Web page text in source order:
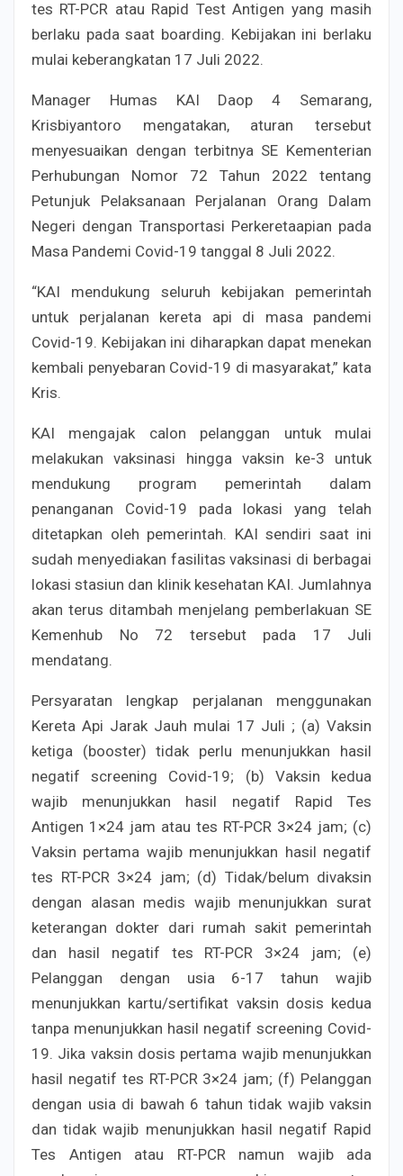
tes RT-PCR atau Rapid Test Antigen yang masih
berlaku pada saat boarding. Kebijakan ini berlaku
mulai keberangkatan 17 Juli 2022.
Manager Humas KAI Daop 4 Semarang,
Krisbiyantoro mengatakan, aturan tersebut
menyesuaikan dengan terbitnya SE Kementerian
Perhubungan Nomor 72 Tahun 2022 tentang
Petunjuk Pelaksanaan Perjalanan Orang Dalam
Negeri dengan Transportasi Perkeretaapian pada
Masa Pandemi Covid-19 tanggal 8 Juli 2022.
“KAI mendukung seluruh kebijakan pemerintah
untuk perjalanan kereta api di masa pandemi
Covid-19. Kebijakan ini diharapkan dapat menekan
kembali penyebaran Covid-19 di masyarakat,” kata
Kris.
KAI mengajak calon pelanggan untuk mulai
melakukan vaksinasi hingga vaksin ke-3 untuk
mendukung program pemerintah dalam
penanganan Covid-19 pada lokasi yang telah
ditetapkan oleh pemerintah. KAI sendiri saat ini
sudah menyediakan fasilitas vaksinasi di berbagai
lokasi stasiun dan klinik kesehatan KAI. Jumlahnya
akan terus ditambah menjelang pemberlakuan SE
Kemenhub No 72 tersebut pada 17 Juli
mendatang.
Persyaratan lengkap perjalanan menggunakan
Kereta Api Jarak Jauh mulai 17 Juli ; (a) Vaksin
ketiga (booster) tidak perlu menunjukkan hasil
negatif screening Covid-19; (b) Vaksin kedua
wajib menunjukkan hasil negatif Rapid Tes
Antigen 1×24 jam atau tes RT-PCR 3×24 jam; (c)
Vaksin pertama wajib menunjukkan hasil negatif
tes RT-PCR 3×24 jam; (d) Tidak/belum divaksin
dengan alasan medis wajib menunjukkan surat
keterangan dokter dari rumah sakit pemerintah
dan hasil negatif tes RT-PCR 3×24 jam; (e)
Pelanggan dengan usia 6-17 tahun wajib
menunjukkan kartu/sertifikat vaksin dosis kedua
tanpa menunjukkan hasil negatif screening Covid-
19. Jika vaksin dosis pertama wajib menunjukkan
hasil negatif tes RT-PCR 3×24 jam; (f) Pelanggan
dengan usia di bawah 6 tahun tidak wajib vaksin
dan tidak wajib menunjukkan hasil negatif Rapid
Tes Antigen atau RT-PCR namun wajib ada